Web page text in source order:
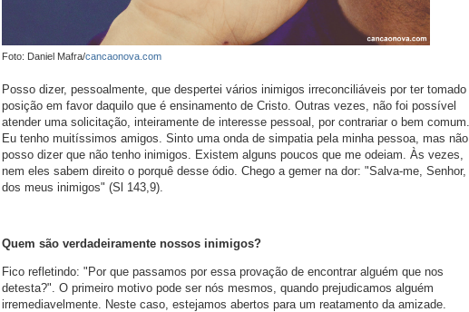
Foto: Daniel Mafra/cancaonova.com
Posso dizer, pessoalmente, que despertei vários inimigos irreconciliáveis por ter tomado
posição em favor daquilo que é ensinamento de Cristo. Outras vezes, não foi possível
atender uma solicitação, inteiramente de interesse pessoal, por contrariar o bem comum.
Eu tenho muitíssimos amigos. Sinto uma onda de simpatia pela minha pessoa, mas não
posso dizer que não tenho inimigos. Existem alguns poucos que me odeiam. Às vezes,
nem eles sabem direito o porquê desse ódio. Chego a gemer na dor: "Salva-me, Senhor,
dos meus inimigos" (Sl 143,9).
Quem são verdadeiramente nossos inimigos?
Fico refletindo: "Por que passamos por essa provação de encontrar alguém que nos
detesta?". O primeiro motivo pode ser nós mesmos, quando prejudicamos alguém
irremediavelmente. Neste caso, estejamos abertos para um reatamento da amizade.